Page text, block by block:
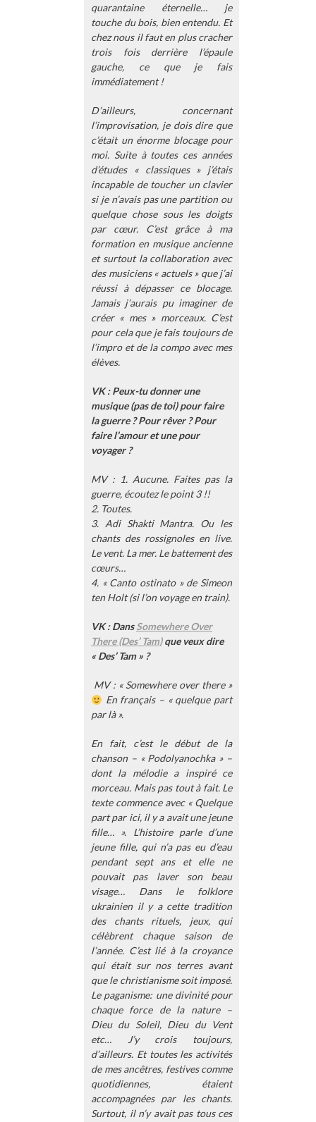
quarantaine éternelle… je
touche du bois, bien entendu. Et
chez nous il faut en plus cracher
trois fois derrière l’épaule
gauche, ce que je fais
immédiatement !
D’ailleurs, concernant
l’improvisation, je dois dire que
c’était un énorme blocage pour
moi. Suite à toutes ces années
d’études « classiques » j’étais
incapable de toucher un clavier
si je n’avais pas une partition ou
quelque chose sous les doigts
par cœur. C’est grâce à ma
formation en musique ancienne
et surtout la collaboration avec
des musiciens « actuels » que j’ai
réussi à dépasser ce blocage.
Jamais j’aurais pu imaginer de
créer « mes » morceaux. C’est
pour cela que je fais toujours de
l’impro et de la compo avec mes
élèves.
VK : Peux-tu donner une
musique (pas de toi) pour faire
la guerre ? Pour rêver ? Pour
faire l’amour et une pour
voyager ?
MV : 1. Aucune. Faites pas la
guerre, écoutez le point 3 !!
2. Toutes.
3. Adi Shakti Mantra. Ou les
chants des rossignoles en live.
Le vent. La mer. Le battement des
cœurs…
4. « Canto ostinato » de Simeon
ten Holt (si l’on voyage en train).
VK : DansSomewhere Over
There (Des’ Tam)que veux dire
« Des’ Tam » ?
MV : « Somewhere over there »
En français – « quelque part
par là ».
En fait, c’est le début de la
chanson – « Podolyanochka » –
dont la mélodie a inspiré ce
morceau. Mais pas tout à fait. Le
texte commence avec « Quelque
part par ici, il y a avait une jeune
fille… ». L’histoire parle d’une
jeune fille, qui n’a pas eu d’eau
pendant sept ans et elle ne
pouvait pas laver son beau
visage… Dans le folklore
ukrainien il y a cette tradition
des chants rituels, jeux, qui
célèbrent chaque saison de
l’année. C’est lié à la croyance
qui était sur nos terres avant
que le christianisme soit imposé.
Le paganisme: une divinité pour
chaque force de la nature –
Dieu du Soleil, Dieu du Vent
etc… J’y crois toujours,
d’ailleurs. Et toutes les activités
de mes ancêtres, festives comme
quotidiennes, étaient
accompagnées par les chants.
Surtout, il n’y avait pas tous ces